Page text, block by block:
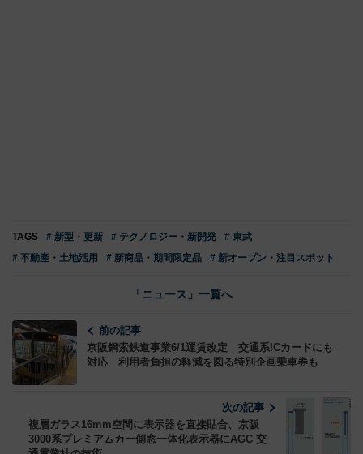
TAGS # 新型・更新 # テクノロジー・新開発
# 東武
# 不動産・土地活用
# 新商品・期間限定品 # 新オープン・注目スポット
「ニュース」一覧へ
前の記事
京阪鋼索鉄道事業6/1運賃改定 交通系ICカードにも
対応 利用者負担の軽減を図る特別企画乗車券も
次の記事
複層ガラス16mm空間に表示器を直接貼合、京阪
3000系プレミアムカー側窓一体化表示器にAGC 交